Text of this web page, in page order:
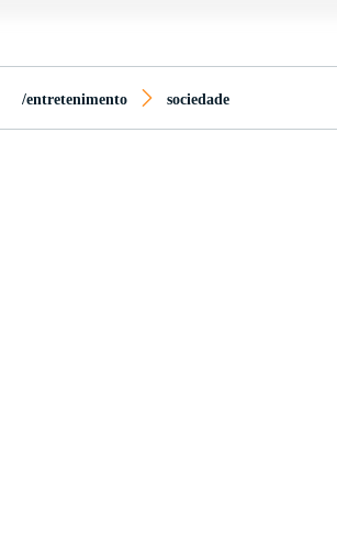
/entretenimento sociedade